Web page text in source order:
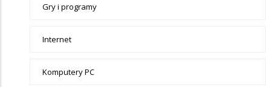
Gry i programy
Internet
Komputery PC